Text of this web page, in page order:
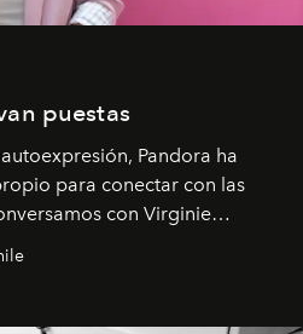
puestas
Pandora ha
para conectar con las
con Virginie
marketing para
cultura y el valor